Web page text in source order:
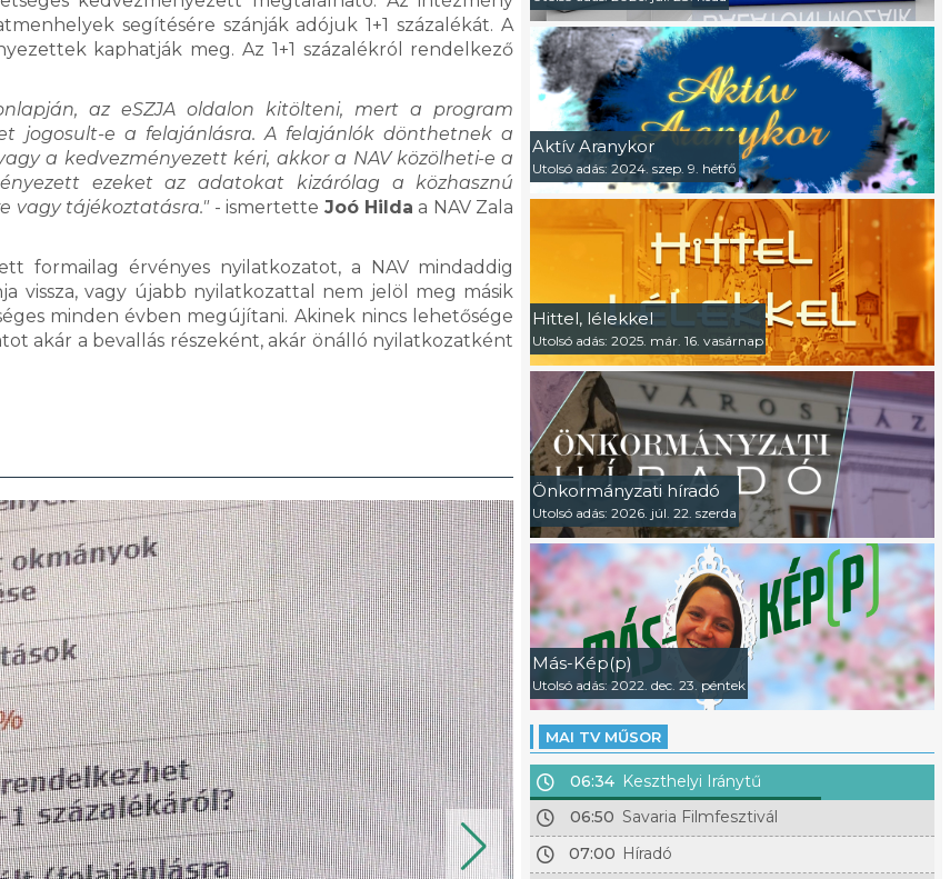
segítésére szánják adójuk 1+1 százalékát. A
kaphatják meg. Az 1+1 százalékról rendelkező
az eSZJA oldalon kitölteni, mert a program
jogosult-e a felajánlásra. A felajánlók dönthetnek a
a kedvezményezett kéri, akkor a NAV közölheti-e a
ezeket az adatokat kizárólag a közhasznú
vagy tájékoztatásra." - ismertette Joó Hilda a NAV Zala
formailag érvényes nyilatkozatot, a NAV mindaddig
vissza, vagy újabb nyilatkozattal nem jelöl meg másik
minden évben megújítani. Akinek nincs lehetősége
akár a bevallás részeként, akár önálló nyilatkozatként
Aktív Aranykor
Utolsó adás: 2024. szep. 9. hétfő
Hittel, lélekkel
Utolsó adás: 2025. már. 16. vasárnap
Önkormányzati híradó
Utolsó adás: 2026. júl. 22. szerda
Más-Kép(p)
Utolsó adás: 2022. dec. 23. péntek
MAI TV MŰSOR
06:34 Keszthelyi Iránytű
06:50 Savaria Filmfesztivál
07:00 Híradó